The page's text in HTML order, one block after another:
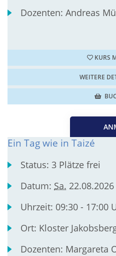
Dozenten:Andreas
KURS
WEITERE
Ein Tag wie in Taizé
Status:3 Plätze frei
Datum: Sa. 22.08.2026
Uhrzeit: 09:30 - 17:00
Ort: Kloster
Dozenten: Margareta